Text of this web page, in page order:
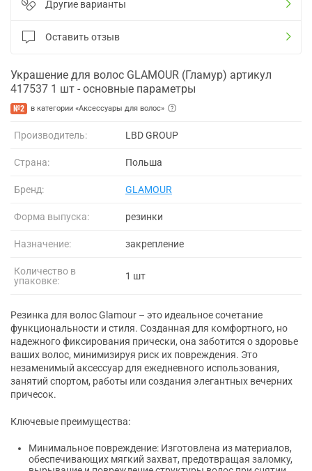
Другие варианты
Оставить отзыв
Украшение для волос GLAMOUR (Гламур) артикул
417537 1 шт - основные параметры
№2 в категории «Аксессуары для волос»
Производитель: LBD GROUP
Страна: Польша
Бренд: GLAMOUR
Форма выпуска: резинки
Назначение: закрепление
Количество в
упаковке:
1 шт
Резинка для волос Glamour – это идеальное сочетание
функциональности и стиля. Созданная для комфортного, но
надежного фиксирования прически, она заботится о здоровье
ваших волос, минимизируя риск их повреждения. Это
незаменимый аксессуар для ежедневного использования,
занятий спортом, работы или создания элегантных вечерних
причесок.
Ключевые преимущества:
Минимальное повреждение: Изготовлена из материалов,
обеспечивающих мягкий захват, предотвращая заломку,